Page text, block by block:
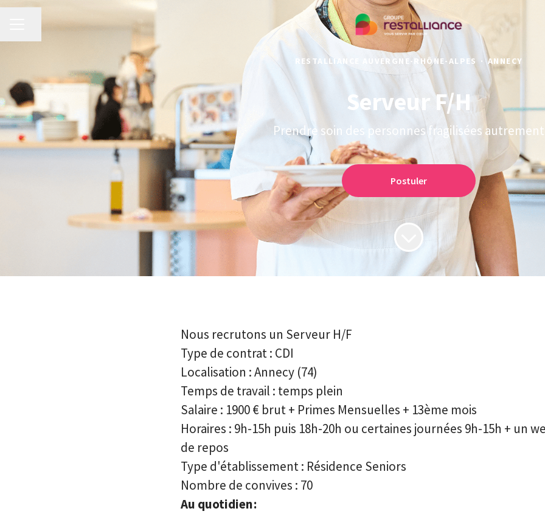
RESTALLIANCE AUVERGNE-RHÔNE-ALPES · ANNECY
Serveur F/H
Prendre soin des personnes fragilisées autrement
Postuler
Nous recrutons un Serveur H/F
Type de contrat : CDI
Localisation : Annecy (74)
Temps de travail : temps plein
Salaire : 1900 € brut + Primes Mensuelles + 13ème mois
Horaires : 9h-15h puis 18h-20h ou certaines journées 9h-15h + un
de repos
Type d'établissement : Résidence Seniors
Nombre de convives : 70
Au quotidien :